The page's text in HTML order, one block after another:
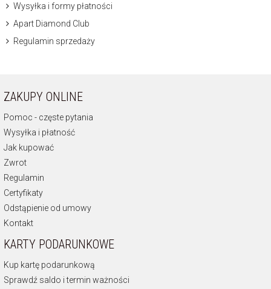
Wysyłka i formy płatności
Apart Diamond Club
Regulamin sprzedaży
ZAKUPY ONLINE
Pomoc - częste pytania
Wysyłka i płatność
Jak kupować
Zwrot
Regulamin
Certyfikaty
Odstąpienie od umowy
Kontakt
KARTY PODARUNKOWE
Kup kartę podarunkową
Sprawdź saldo i termin ważności